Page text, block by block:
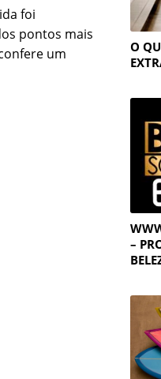
foi
pontos mais
um
O
–